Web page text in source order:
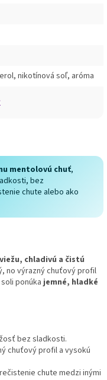
nikotínová soľ, aróma
mentolovú chuť,
bez
chute alebo ako
chladivú a čistú
no výrazný chuťový profil
ponúkajemné, hladké
bez sladkosti.
chuťový profil a vysokú
chute medzi inými